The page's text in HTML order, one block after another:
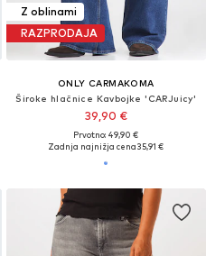
Z oblinami
RAZPRODAJA
ONLY CARMAKOMA
Široke hlačnice Kavbojke 'CARJuicy'
39,90 €
Prvotno: 49,90 €
Zadnja najnižja cena35,91 €